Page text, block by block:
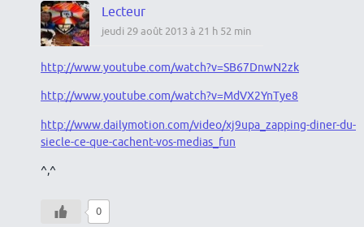
Lecteur
jeudi 29 août 2013 à 21 h 52 min
http://www.youtube.com/watch?v=SB67DnwN2zk
http://www.youtube.com/watch?v=MdVX2YnTye8
http://www.dailymotion.com/video/xj9upa_zapping-diner-du-
siecle-ce-que-cachent-vos-medias_fun
^,^
0